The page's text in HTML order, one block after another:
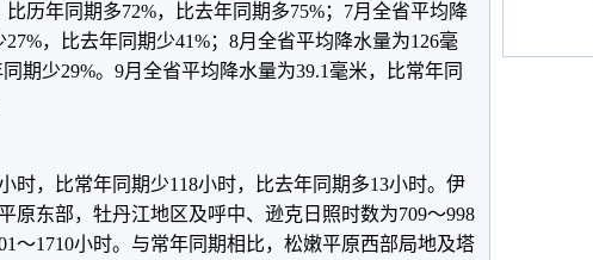
历年同期多72%，比去年同期多75%；7月全省平均降
，比去年同期少41%；8月全省平均降水量为126毫
期少29%。9月全省平均降水量为39.1毫米，比常年同
时，比常年同期少118小时，比去年同期多13小时。伊
原东部，牡丹江地区及呼中、逊克日照时数为709～998
～1710小时。与常年同期相比，松嫩平原西部局地及塔